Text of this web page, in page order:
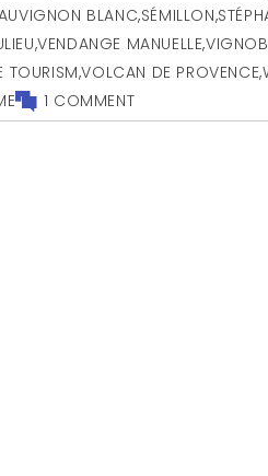
BLANC,SÉMILLON,
,VENDANGE MANUELLE,
TOURISM,VOLCAN DE PROVENCE,
1 COMMENT